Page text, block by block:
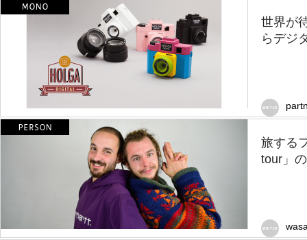
世界が
らデジ
旅する
tour」